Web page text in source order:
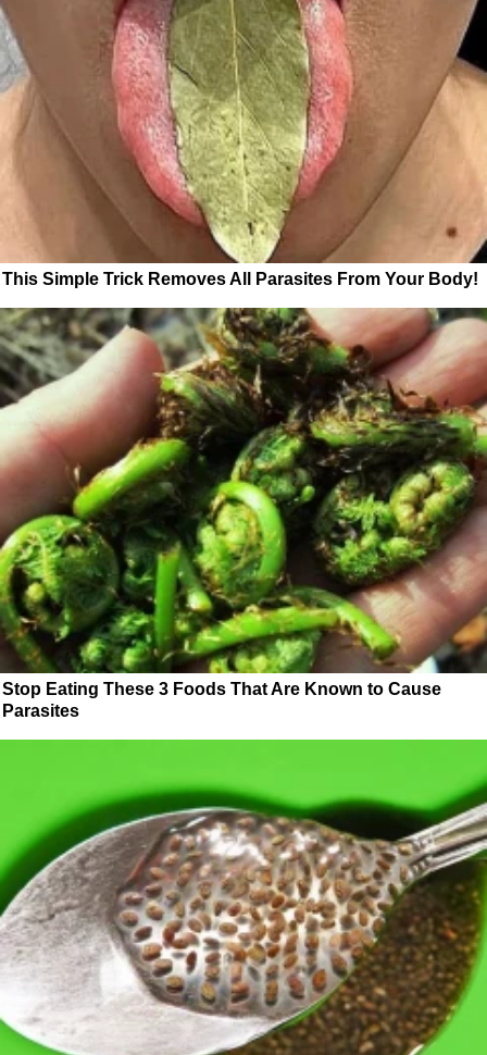
This Simple Trick Removes All Parasites From Your Body!
Stop Eating These 3 Foods That Are Known to Cause
Parasites